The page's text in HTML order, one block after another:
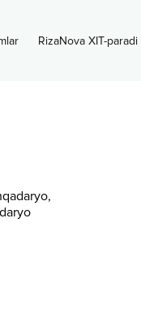
RizaNova XIT-paradi